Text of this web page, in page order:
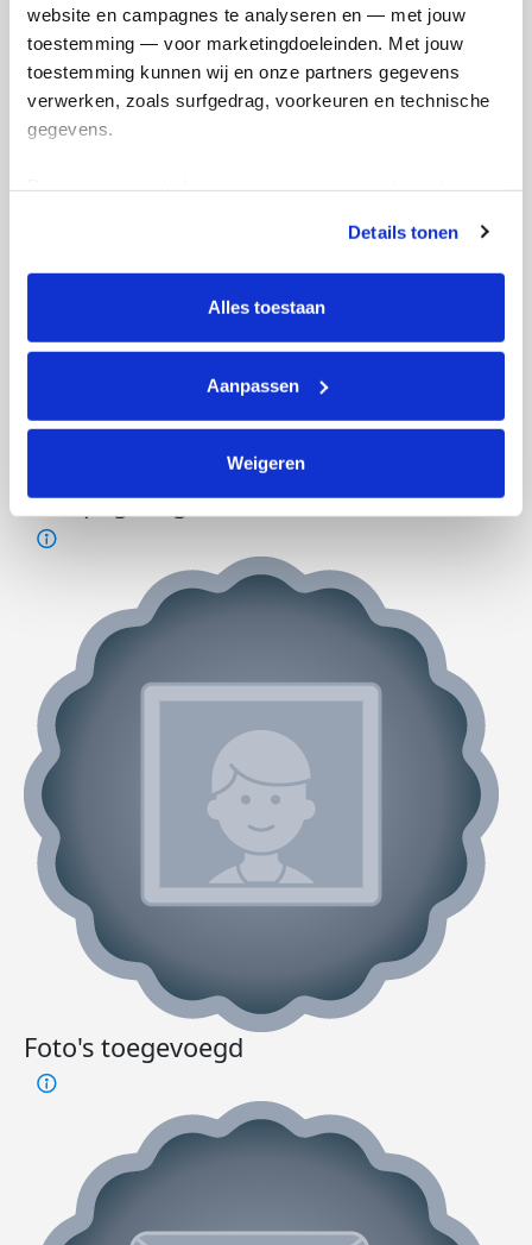
website en campagnes te analyseren en — met jouw
toestemming — voor marketingdoeleinden. Met jouw
toestemming kunnen wij en onze partners gegevens
verwerken, zoals surfgedrag, voorkeuren en technische
gegevens.
tonen. Je kunt je toestemming op elk moment wijzigen of
intrekken via Cookie instellingen onderaan de pagina. De
lijst met cookies is te vinden in het tabblad “details”.
Details tonen
Alles toestaan
Aanpassen
Weigeren
Actiepagina gemaakt
Foto's toegevoegd